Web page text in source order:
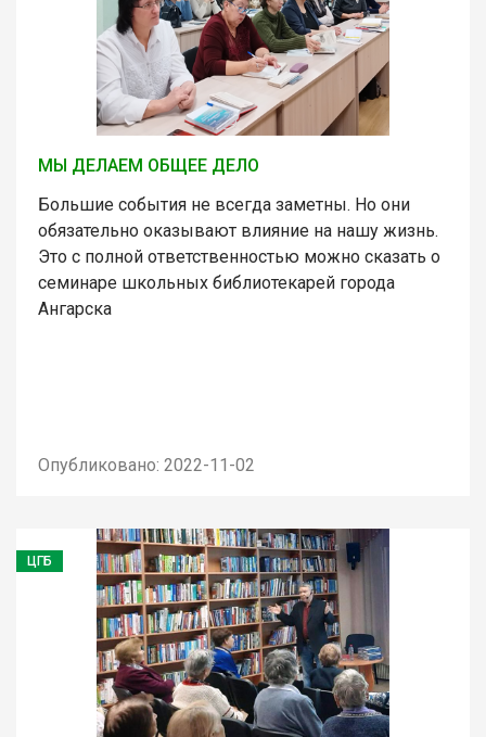
МЫ ДЕЛАЕМ ОБЩЕЕ ДЕЛО
Большие события не всегда заметны. Но они
обязательно оказывают влияние на нашу жизнь.
Это с полной ответственностью можно сказать о
семинаре школьных библиотекарей города
Ангарска
Опубликовано: 2022-11-02
ЦГБ